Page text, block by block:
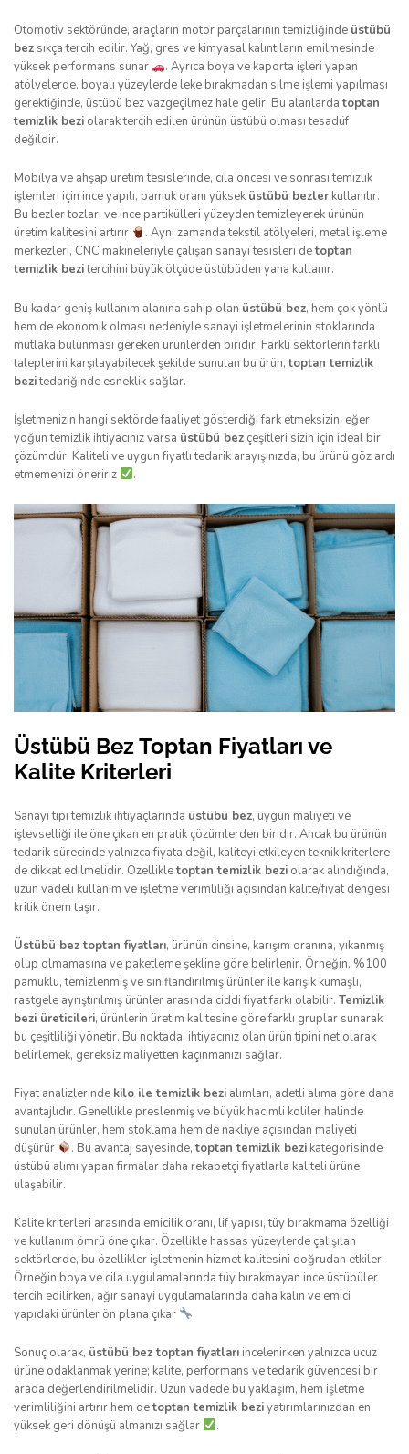
Otomotiv sektöründe, araçların motor parçalarının temizliğinde üstübü
bez sıkça tercih edilir. Yağ, gres ve kimyasal kalıntıların emilmesinde
yüksek performans sunar
. Ayrıca boya ve kaporta işleri yapan
atölyelerde, boyalı yüzeylerde leke bırakmadan silme işlemi yapılması
gerektiğinde, üstübü bez vazgeçilmez hale gelir. Bu alanlardatoptan
temizlik bezi olarak tercih edilen ürünün üstübü olması tesadüf
değildir.
Mobilya ve ahşap üretim tesislerinde, cila öncesi ve sonrası temizlik
işlemleri için ince yapılı, pamuk oranı yüksek üstübü bezler kullanılır.
Bu bezler tozları ve ince partikülleri yüzeyden temizleyerek ürünün
üretim kalitesini artırır
. Aynı zamanda tekstil atölyeleri, metal işleme
merkezleri, CNC makineleriyle çalışan sanayi tesisleri detoptan
temizlik bezitercihini büyük ölçüde üstübüden yana kullanır.
Bu kadar geniş kullanım alanına sahip olan üstübü bez, hem çok yönlü
hem de ekonomik olması nedeniyle sanayi işletmelerinin stoklarında
mutlaka bulunması gereken ürünlerden biridir. Farklı sektörlerin farklı
taleplerini karşılayabilecek şekilde sunulan bu ürün,toptan temizlik
bezitedariğinde esneklik sağlar.
İşletmenizin hangi sektörde faaliyet gösterdiği fark etmeksizin, eğer
yoğun temizlik ihtiyacınız varsa üstübü bez çeşitleri sizin için ideal bir
çözümdür. Kaliteli ve uygun fiyatlı tedarik arayışınızda, bu ürünü göz ardı
etmemenizi öneririz
.
Üstübü Bez Toptan Fiyatları ve
Kalite Kriterleri
Sanayi tipi temizlik ihtiyaçlarında üstübü bez, uygun maliyeti ve
işlevselliği ile öne çıkan en pratik çözümlerden biridir. Ancak bu ürünün
tedarik sürecinde yalnızca fiyata değil, kaliteyi etkileyen teknik kriterlere
de dikkat edilmelidir. Özellikletoptan temizlik bezi olarak alındığında,
uzun vadeli kullanım ve işletme verimliliği açısından kalite/fiyat dengesi
kritik önem taşır.
Üstübü bez toptan fiyatları, ürünün cinsine, karışım oranına, yıkanmış
olup olmamasına ve paketleme şekline göre belirlenir. Örneğin, %100
pamuklu, temizlenmiş ve sınıflandırılmış ürünler ile karışık kumaşlı,
rastgele ayrıştırılmış ürünler arasında ciddi fiyat farkı olabilir. Temizlik
bezi üreticileri, ürünlerin üretim kalitesine göre farklı gruplar sunarak
bu çeşitliliği yönetir. Bu noktada, ihtiyacınız olan ürün tipini net olarak
belirlemek, gereksiz maliyetten kaçınmanızı sağlar.
Fiyat analizlerinde kilo ile temizlik bezi alımları, adetli alıma göre daha
avantajlıdır. Genellikle preslenmiş ve büyük hacimli koliler halinde
sunulan ürünler, hem stoklama hem de nakliye açısından maliyeti
düşürür
. Bu avantaj sayesinde,toptan temizlik bezikategorisinde
üstübü alımı yapan firmalar daha rekabetçi fiyatlarla kaliteli ürüne
ulaşabilir.
Kalite kriterleri arasında emicilik oranı, lif yapısı, tüy bırakmama özelliği
ve kullanım ömrü öne çıkar. Özellikle hassas yüzeylerde çalışılan
sektörlerde, bu özellikler işletmenin hizmet kalitesini doğrudan etkiler.
Örneğin boya ve cila uygulamalarında tüy bırakmayan ince üstübüler
tercih edilirken, ağır sanayi uygulamalarında daha kalın ve emici
yapıdaki ürünler ön plana çıkar
.
Sonuç olarak, üstübü bez toptan fiyatları incelenirken yalnızca ucuz
ürüne odaklanmak yerine; kalite, performans ve tedarik güvencesi bir
arada değerlendirilmelidir. Uzun vadede bu yaklaşım, hem işletme
verimliliğini artırır hem detoptan temizlik beziyatırımlarınızdan en
yüksek geri dönüşü almanızı sağlar
.